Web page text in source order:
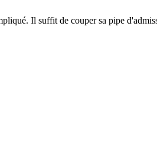
Il suffit de couper sa pipe